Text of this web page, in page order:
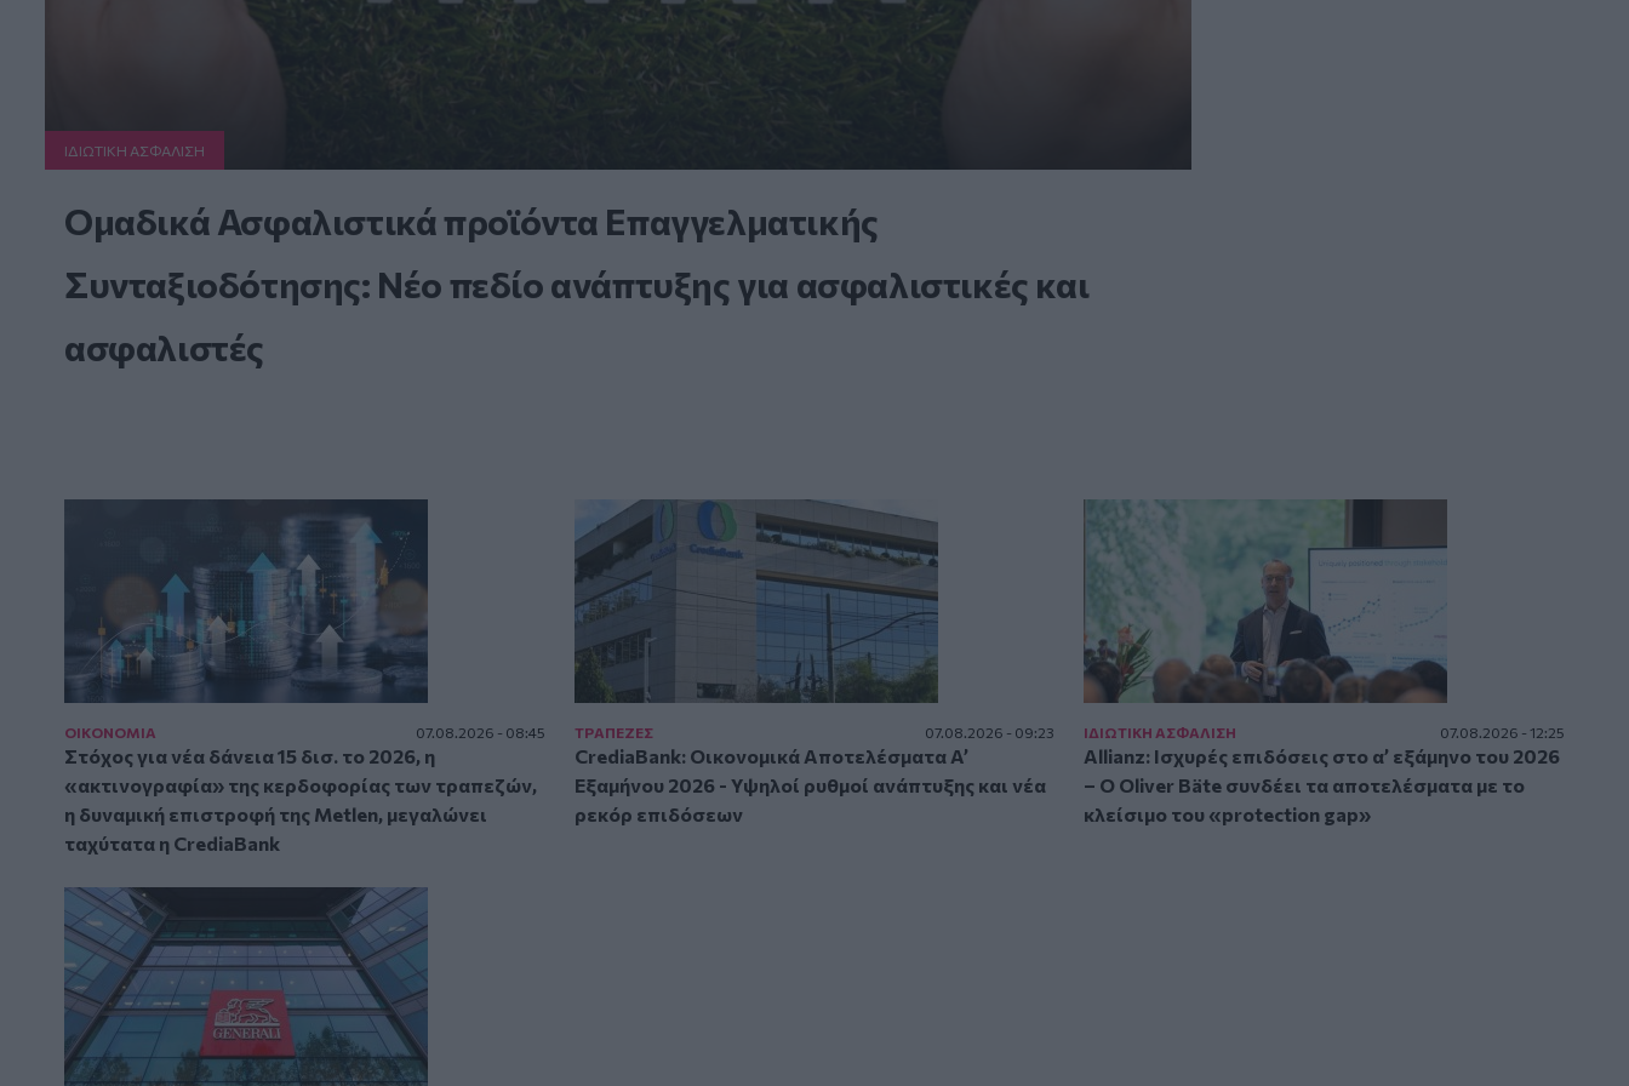
ΙΔΙΩΤΙΚΗ ΑΣΦAΛΙΣΗ
Ομαδικά Ασφαλιστικά προϊόντα Επαγγελματικής
Συνταξιοδότησης: Νέο πεδίο ανάπτυξης για ασφαλιστικές και
ασφαλιστές
ΟΙΚΟΝΟΜΙΑ 07.08.2026 - 08:45
Στόχος για νέα δάνεια 15 δισ. το 2026, η
«ακτινογραφία» της κερδοφορίας των τραπεζών,
η δυναμική επιστροφή της Metlen, μεγαλώνει
ταχύτατα η CrediaBank
ΤΡAΠΕΖΕΣ 07.08.2026 - 09:23
CrediaBank: Οικονομικά Αποτελέσματα A’
Εξαμήνου 2026 - Υψηλοί ρυθμοί ανάπτυξης και νέα
ρεκόρ επιδόσεων
ΙΔΙΩΤΙΚΗ ΑΣΦAΛΙΣΗ 07.08.2026 - 12:25
Allianz: Ισχυρές επιδόσεις στο α’ εξάμηνο του 2026
– Ο Oliver Bäte συνδέει τα αποτελέσματα με το
κλείσιμο του «protection gap»